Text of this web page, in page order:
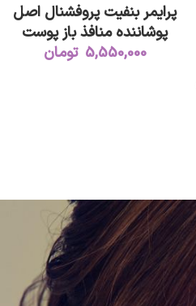
پرایمر بنفیت پروفشنال اصل
پوشاننده منافذ باز پوست
فول سایز
5,550,000 تومان